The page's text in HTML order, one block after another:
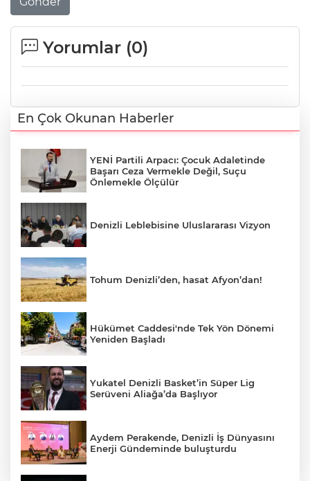
Yorumlar (0)
En Çok Okunan Haberler
YENİ Partili Arpacı: Çocuk Adaletinde
Başarı Ceza Vermekle Değil, Suçu
Önlemekle Ölçülür
Denizli Leblebisine Uluslararası Vizyon
Tohum Denizli’den, hasat Afyon’dan!
Hükümet Caddesi'nde Tek Yön Dönemi
Yeniden Başladı
Yukatel Denizli Basket’in Süper Lig
Serüveni Aliağa’da Başlıyor
Aydem Perakende, Denizli İş Dünyasını
Enerji Gündeminde buluşturdu